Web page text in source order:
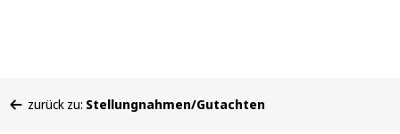
befinden
zurück zu: Stellungnahmen/Gutachten